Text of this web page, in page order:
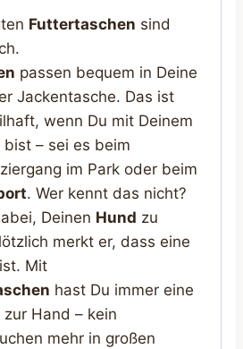
Futtertaschen sind
passen bequem in Deine
Jackentasche. Das ist
wenn Du mit Deinem
– sei es beim
im Park oder beim
. Wer kennt das nicht?
Deinen Hund zu
merkt er, dass eine
Mit
hast Du immer eine
Hand – kein
mehr in großen